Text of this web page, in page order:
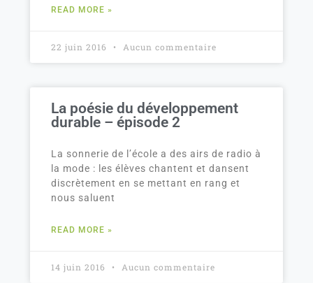
READ MORE »
22 juin 2016 Aucun commentaire
La poésie du développement
durable – épisode 2
La sonnerie de l’école a des airs de radio à
la mode : les élèves chantent et dansent
discrètement en se mettant en rang et
nous saluent
READ MORE »
14 juin 2016 Aucun commentaire